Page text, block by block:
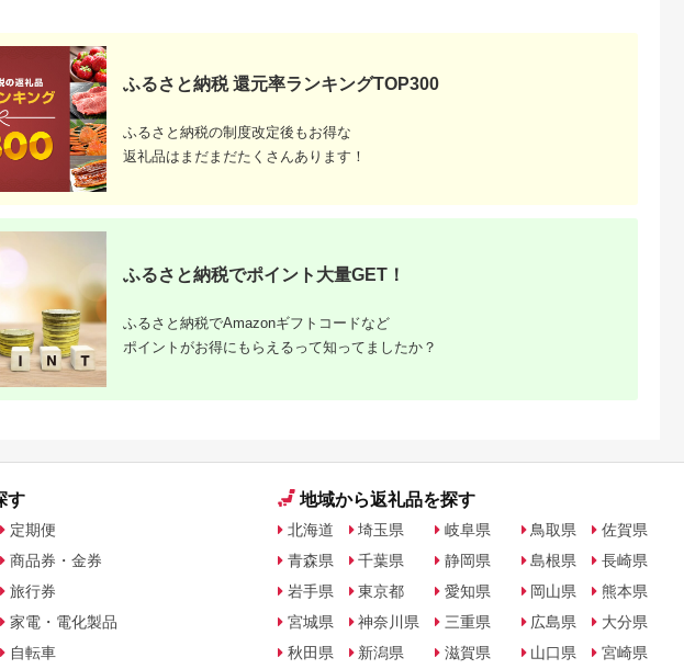
出典：ANAのふるさと
納税
愛知県 碧南市
月～6月毎月発送 ま
るでトマトの宝石箱！
ジュエリートマトの定
便 約700g×6回コ
ス H004-210
5.0
付金額:40,000円
出典：ANAのふるさと
出雲の國からの贈り物
～トマトを超えた超ト
まと 野菜 やさい 新鮮
産地直送 贈答 出雲 出
雲市 おすすめ 人気】
寄付金額: 24,000
出典：楽天ふるさと納
【ふるさと納税】【辻
為商店】銀だら西京漬
鮮魚専門店 西京漬け
セット 銀鱈 人気 おす
すめ グルメ 海鮮 お取
寄付金額: 22,000円
出典：楽天ふるさと納
せ | 香川県 坂出市 香
出典：ANAのふるさ
ふるさと納税 還元率ランキングTOP300
ふるさと納税の制度改定後もお得な
返礼品はまだまだたくさんあります！
ふるさと納税でポイント大量GET！
ふるさと納税でAmazonギフトコードなど
ポイントがお得にもらえるって知ってましたか？
す
定期便
商品券・金券
旅行券
家電・電化製品
自転車
地域から返礼品を探す
北海道
青森県
岩手県
宮城県
秋田県
埼玉県
千葉県
東京都
神奈川県
新潟県
岐阜県
静岡県
愛知県
三重県
滋賀県
鳥取県
島根県
岡山県
広島県
山口県
佐賀県
長崎県
熊本県
大分県
宮崎県